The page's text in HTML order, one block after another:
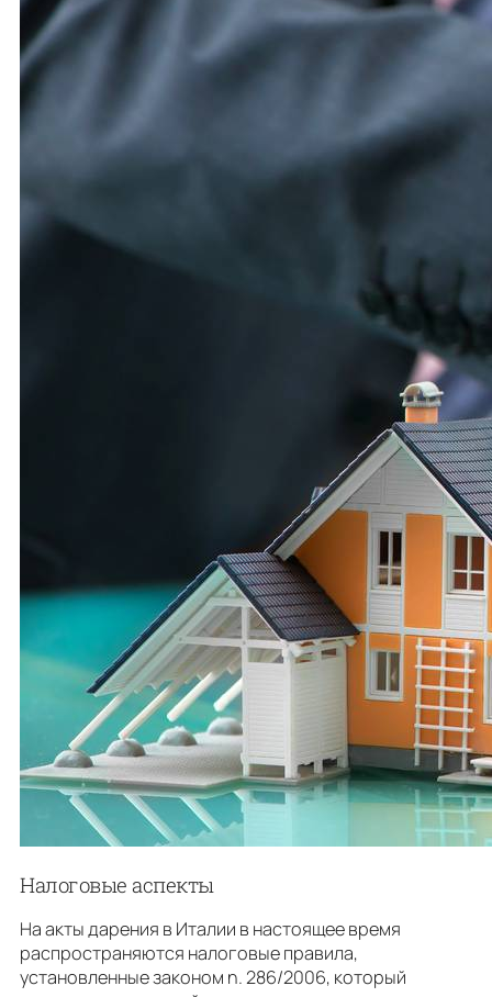
Налоговые аспекты
На акты дарения в Италии в настоящее время
распространяются налоговые правила,
установленные законом n. 286/2006, который